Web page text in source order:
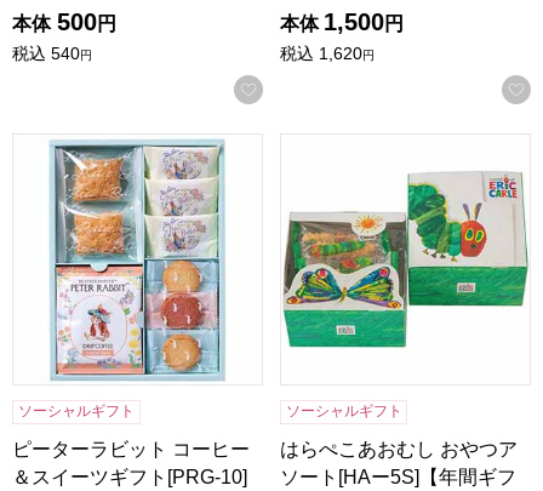
本体 500円
税込 540円
お気に入りに登録する
本体 1,500円
税込 1,620円
ピーターラビット コーヒー＆スイーツギフト[PRG-10]【年
ソーシャルギフト
ピーターラビット コーヒー
＆スイーツギフト[PRG-10]
ソーシャルギフト
はらぺこあおむし おやつア
ソート[HAー5S]【年間ギフ